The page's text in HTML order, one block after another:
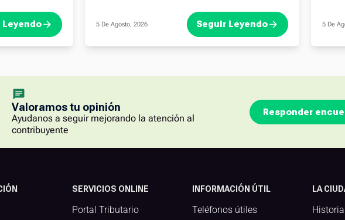
Leyendo 5 De Agosto, 2026 Seguir Leyendo 5 De
Valoramos tu opinión
Ayudanos a seguir mejorando la atención al
contribuyente
Responder
SERVICIOS ONLINE
Portal Tributario
INFORMACIÓN ÚTIL
Teléfonos útiles
LA
Historia